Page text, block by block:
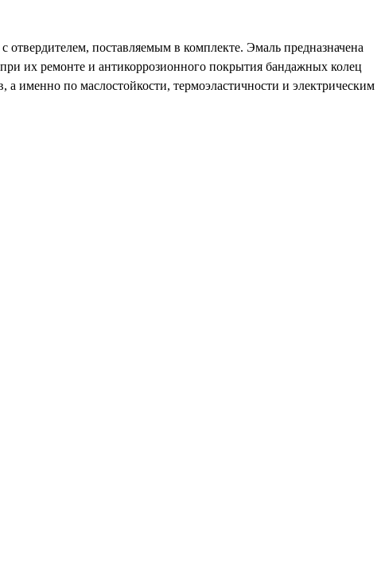
поставляемым в комплекте. Эмаль предназначена
их ремонте и антикоррозионного покрытия бандажных колец
именно по маслостойкости, термоэластичности и электрическим